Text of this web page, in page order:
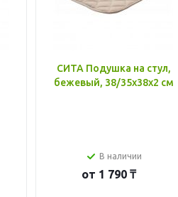
СИТА Подушка на стул,
бежевый, 38/35x38x2 см
В наличии
от 1 790 ₸